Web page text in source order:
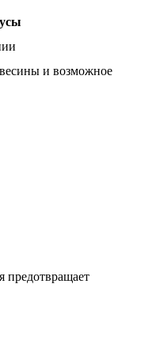
и возможное
предотвращает